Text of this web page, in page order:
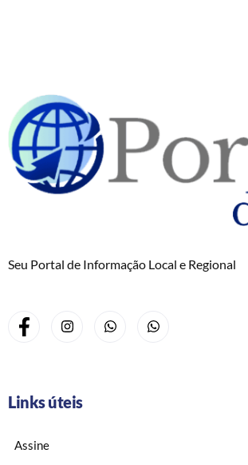
Seu Portal de Informação Local e Regional
Links úteis
Assine